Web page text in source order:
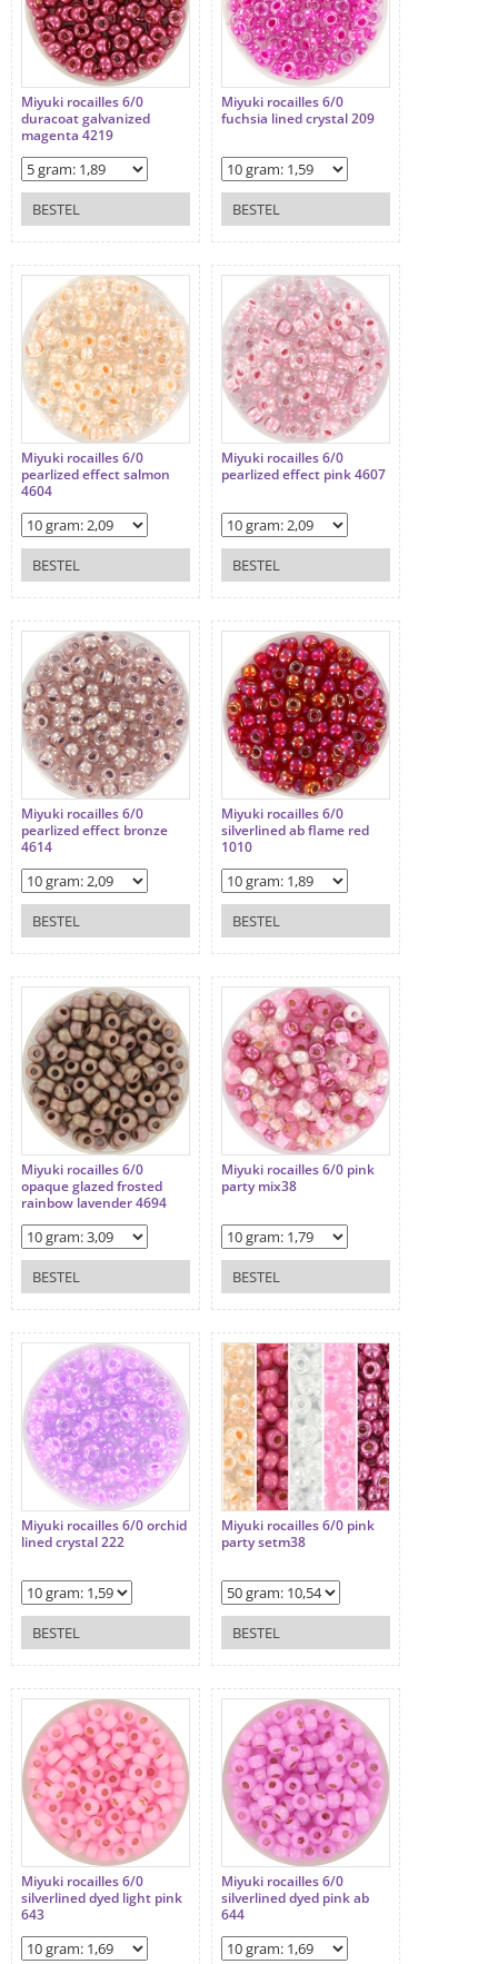
Miyuki rocailles 6/0
duracoat galvanized
magenta 4219
BESTEL
Miyuki rocailles 6/0
fuchsia lined crystal 209
BESTEL
Miyuki rocailles 6/0
pearlized effect salmon
4604
BESTEL
Miyuki rocailles 6/0
pearlized effect pink 4607
BESTEL
Miyuki rocailles 6/0
pearlized effect bronze
4614
BESTEL
Miyuki rocailles 6/0
silverlined ab flame red
1010
BESTEL
Miyuki rocailles 6/0
opaque glazed frosted
rainbow lavender 4694
BESTEL
Miyuki rocailles 6/0 pink
party mix38
BESTEL
Miyuki rocailles 6/0 orchid
lined crystal 222
BESTEL
Miyuki rocailles 6/0 pink
party setm38
BESTEL
Miyuki rocailles 6/0
silverlined dyed light pink
643
Miyuki rocailles 6/0
silverlined dyed pink ab
644